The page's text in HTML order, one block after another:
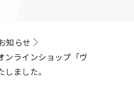
知らせ
ンラインショップ「ヴ
ました。